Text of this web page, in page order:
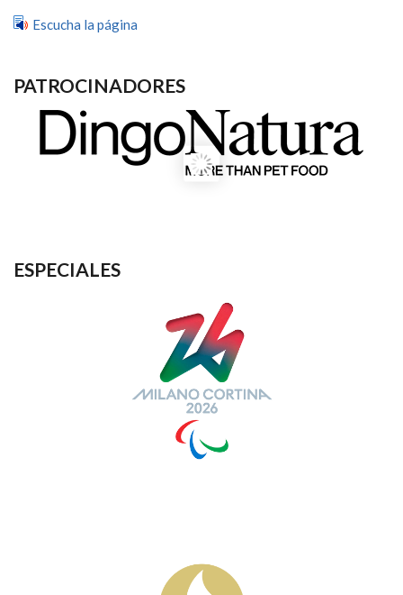
Escucha la página
PATROCINADORES
ESPECIALES